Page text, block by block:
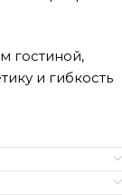
гостиной,
и гибкость